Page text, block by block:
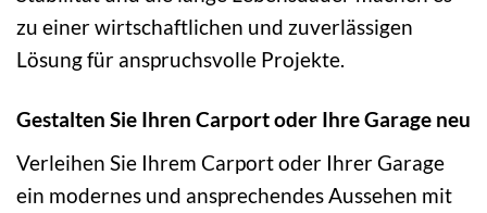
zu einer wirtschaftlichen und zuverlässigen
Lösung für anspruchsvolle Projekte.
Gestalten Sie Ihren Carport oder Ihre Garage neu
Verleihen Sie Ihrem Carport oder Ihrer Garage
ein modernes und ansprechendes Aussehen mit